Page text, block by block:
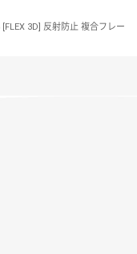
[FLEX 3D] 反射防止 複合フレー